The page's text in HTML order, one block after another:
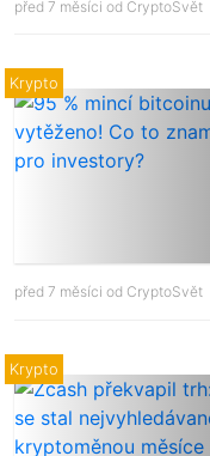
před 7 měsíci od CryptoSvět
Krypto
před 7 měsíci od CryptoSvět
Krypto